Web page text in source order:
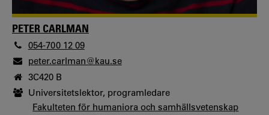
PETER CARLMAN
054-700 12 09
peter.carlman@kau.se
3C420 B
Universitetslektor, programledare
Fakulteten för humaniora och samhällsvetenskap